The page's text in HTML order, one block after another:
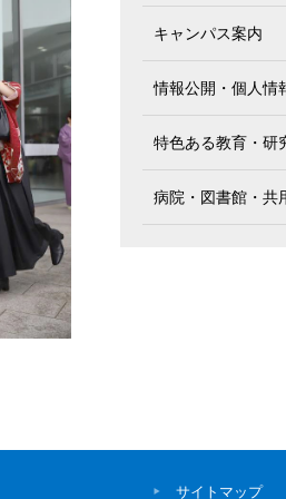
キャンパス案内
情報公開・個人情
特色ある教育・研
病院・図書館・共
サイトマップ